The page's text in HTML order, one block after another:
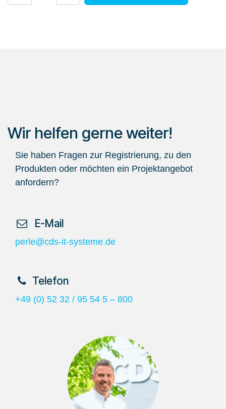
Wir helfen gerne weiter!
Sie haben Fragen zur Registrierung, zu den
Produkten oder möchten ein Projektangebot
anfordern?
​ E-Mail
perle@cds-it-systeme.de
​Telefon
+49 (0) 52 32 / 95 54 5 – 800